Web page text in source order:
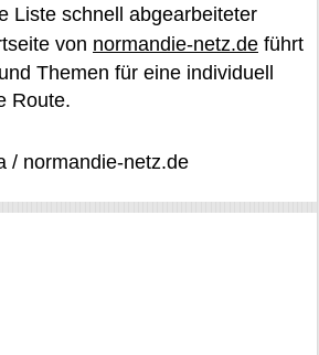
Liste schnell abgearbeiteter
von normandie-netz.de führt
Themen für eine individuell
Route.
/ normandie-netz.de